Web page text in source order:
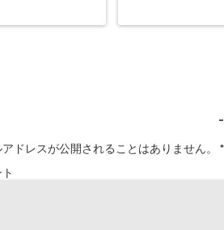
アドレスが公開されることはありません。
*